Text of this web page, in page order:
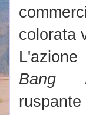
colorata
Bang